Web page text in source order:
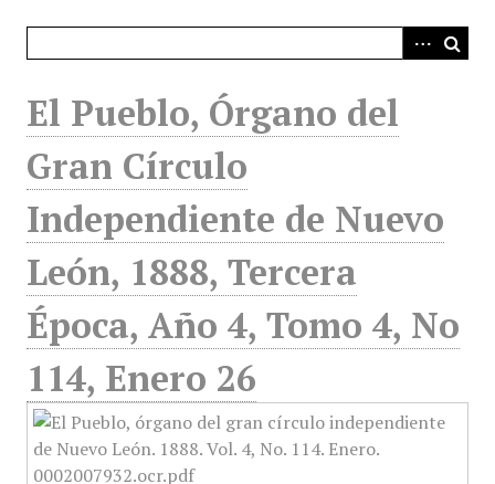
El Pueblo, Órgano del
Gran Círculo
Independiente de Nuevo
León, 1888, Tercera
Época, Año 4, Tomo 4, No
114, Enero 26